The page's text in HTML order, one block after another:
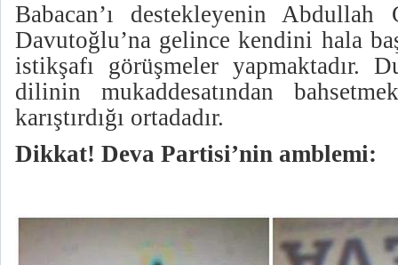
Babacan’ı destekleyenin Abdullah
Davutoğlu’na gelince kendini hala
istikşafı görüşmeler yapmaktadır.
dilinin mukaddesatından
karıştırdığı ortadadır.
Dikkat! Deva Partisi’nin amblemi: